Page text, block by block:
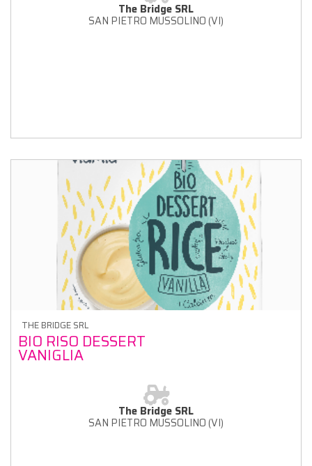
The Bridge SRL
SAN PIETRO MUSSOLINO (VI)
THE BRIDGE SRL
BIO RISO DESSERT
VANIGLIA
The Bridge SRL
SAN PIETRO MUSSOLINO (VI)